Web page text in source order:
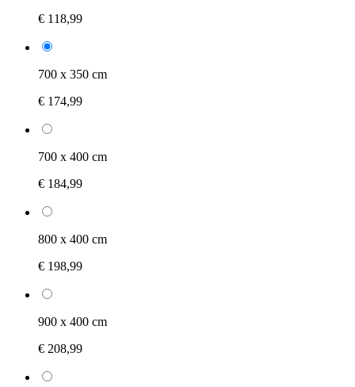
€ 118,99
700 x 350 cm
€ 174,99
700 x 400 cm
€ 184,99
800 x 400 cm
€ 198,99
900 x 400 cm
€ 208,99